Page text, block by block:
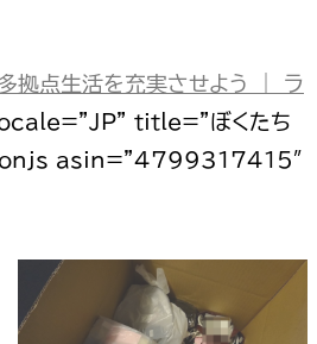
多拠点生活を充実させよう ｜ ラ
title=”ぼくたち
asin=”4799317415″